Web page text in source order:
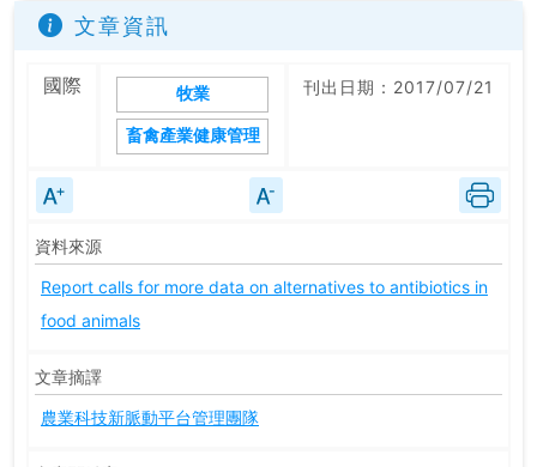
文章資訊
國際 牧業
畜禽產業健康管理
刊出日期：2017/07/21
資料來源
Report calls for more data on alternatives to antibiotics in
food animals
文章摘譯
農業科技新脈動平台管理團隊